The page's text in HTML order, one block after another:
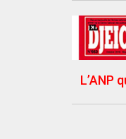
L’ANP